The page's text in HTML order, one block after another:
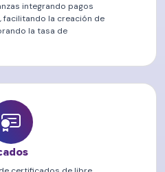
integrando pagos
la creación de
la tasa de